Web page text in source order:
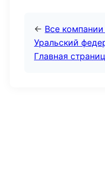
← Все
Уральский
Главная